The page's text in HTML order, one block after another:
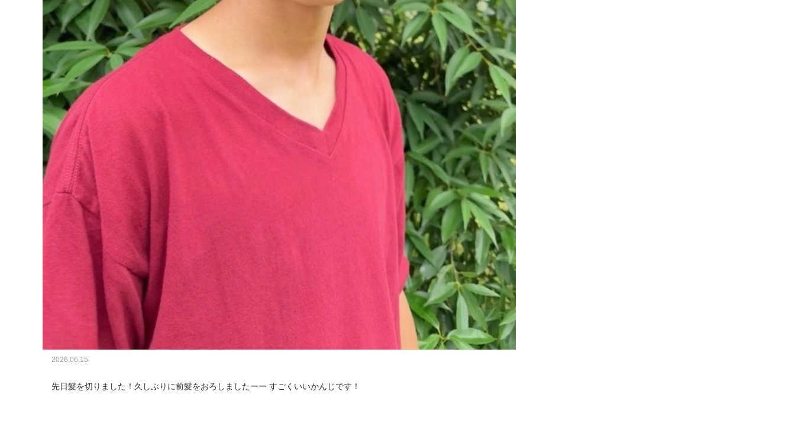
2026.06.15
先日髪を切りました！久しぶりに前髪をおろしましたーー すごくいいかんじです！